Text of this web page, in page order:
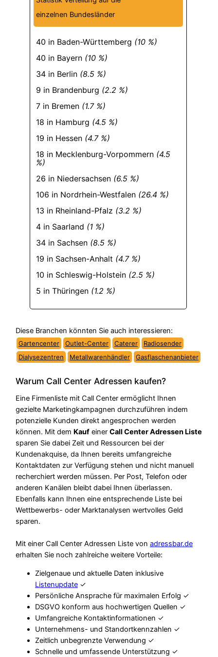
einzelnen Bundesländer
40 in Baden-Württemberg (10 %)
40 in Bayern (10 %)
34 in Berlin (8.5 %)
9 in Brandenburg (2.2 %)
7 in Bremen (1.7 %)
18 in Hamburg (4.5 %)
19 in Hessen (4.7 %)
18 in Mecklenburg-Vorpommern (4.5
%)
26 in Niedersachsen (6.5 %)
106 in Nordrhein-Westfalen (26.4 %)
13 in Rheinland-Pfalz (3.2 %)
4 in Saarland (1 %)
34 in Sachsen (8.5 %)
19 in Sachsen-Anhalt (4.7 %)
10 in Schleswig-Holstein (2.5 %)
5 in Thüringen (1.2 %)
Diese Branchen könnten Sie auch interessieren:
Gartencenter Outlet-Center Caterer
Radiosender
Dialysezentren
Metallwarenhändler Gasflaschenanbieter
Warum Call Center Adressen kaufen?
Eine Firmenliste mit Call Center ermöglicht Ihnen
gezielte Marketingkampagnen durchzuführen indem
potenzielle Kunden direkt angesprochen werden
können. Mit dem Kauf einer Call Center Adressen Liste
sparen Sie dabei Zeit und Ressourcen bei der
Kundenakquise, da Ihnen bereits umfangreiche
Kontaktdaten zur Verfügung stehen und nicht manuell
recherchiert werden müssen. Per Post, Telefon oder
anderen Kanälen bleibt dabei Ihnen überlassen.
Ebenfalls kann Ihnen eine entsprechende Liste bei
Wettbewerbs- oder Marktanalysen wertvolles Geld
sparen.
Mit einer Call Center Adressen Liste von adressbar.de
erhalten Sie noch zahlreiche weitere Vorteile:
Zielgenaue und aktuelle Daten inklusive
Listenupdate ✓
Persönliche Ansprache für maximalen Erfolg ✓
DSGVO konform aus hochwertigen Quellen ✓
Umfangreiche Kontaktinformationen ✓
Unternehmens- und Standortkennzahlen ✓
Zeitlich unbegrenzte Verwendung ✓
Schnelle und umfassende Unterstützung ✓